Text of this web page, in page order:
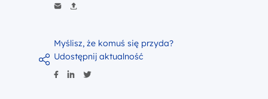
Myślisz, że komuś się przyda?
Udostępnij aktualność